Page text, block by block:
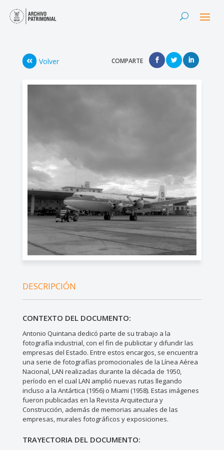
Volver COMPARTE
DESCRIPCIÓN
CONTEXTO DEL DOCUMENTO:
Antonio Quintana dedicó parte de su trabajo a la
fotografía industrial, con el fin de publicitar y difundir las
empresas del Estado. Entre estos encargos, se encuentra
una serie de fotografías promocionales de la Línea Aérea
Nacional, LAN realizadas durante la década de 1950,
período en el cual LAN amplió nuevas rutas llegando
incluso a la Antártica (1956) o Miami (1958). Estas imágenes
fueron publicadas en la Revista Arquitectura y
Construcción, además de memorias anuales de las
empresas, murales fotográficos y exposiciones.
TRAYECTORIA DEL DOCUMENTO: